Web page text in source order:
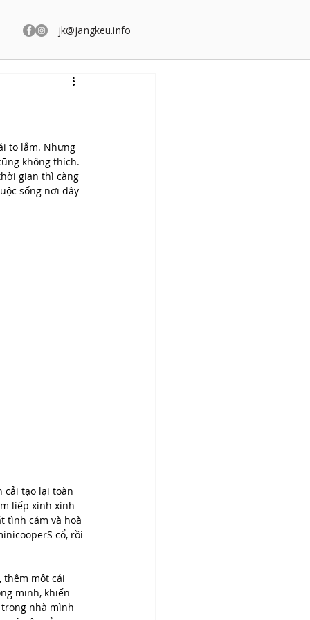
jk@jangkeu.info
to lắm. Nhưng
không thích.
gian thì càng
sống nơi đây
cải tạo lại toàn
liếp xinh xinh
tình cảm và hoà
cổ, rồi
thêm một cái
minh, khiến
nhà mình